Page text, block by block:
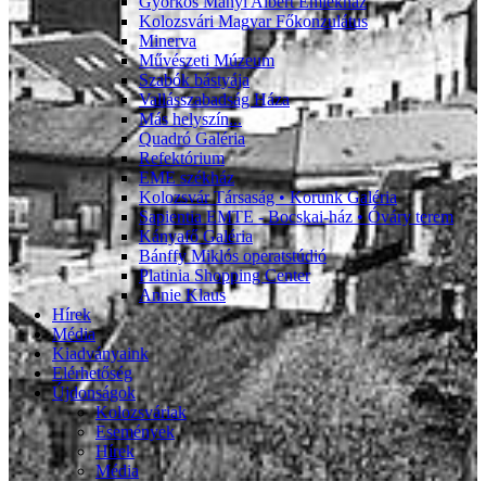
Kolozsvári Magyar Főkonzulátus
Minerva
Művészeti Múzeum
Szabók bástyája
Vallásszabadság Háza
Más helyszín...
Quadró Galéria
Refektórium
EME székház
Kolozsvár Társaság • Korunk Galéria
Sapientia EMTE - Bocskai-ház • Óváry terem
Kányafő Galéria
Bánffy Miklós operatstúdió
Platinia Shopping Center
Annie Klaus
Hírek
Média
Kiadványaink
Elérhetőség
Újdonságok
Kolozsváriak
Események
Hírek
Média